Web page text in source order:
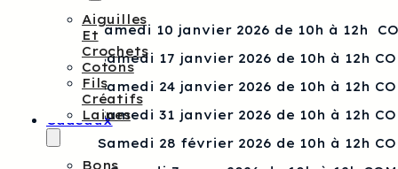
Aiguilles
Et
Crochets
Cotons
Fils
Créatifs
Laines
Cadeaux
Bons
Samedi 10 janvier 2026 de 10h à 12h
Samedi 17 janvier 2026 de 10h à 12h
Samedi 24 janvier 2026 de 10h à 12h
Samedi 31 janvier 2026 de 10h à 12h
Samedi 28 février 2026 de 10h à 12h